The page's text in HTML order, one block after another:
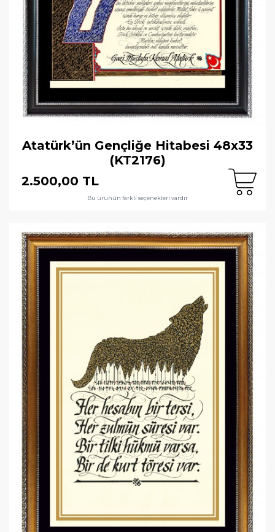
Atatürk’ün Gençliğe Hitabesi 48x33
(KT2176)
2.500,00 TL
Bu ürünün farklı seçenekleri vardır